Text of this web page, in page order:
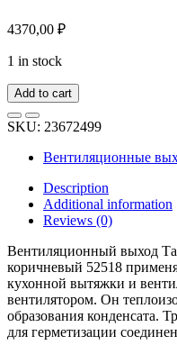
4370,00 ₽
1 in stock
Add to cart
SKU: 23672499
Вентиляционные
Description
Additional information
Reviews (0)
Вентиляционный выход
коричневый 52518
кухонной вытяжки и
вентилятором. Он
образования конденсата.
для герметизации